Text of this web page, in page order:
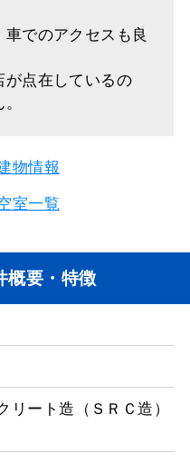
でのアクセスも良
が点在しているの
物情報
室一覧
概要・特徴
リート造（ＳＲＣ造）